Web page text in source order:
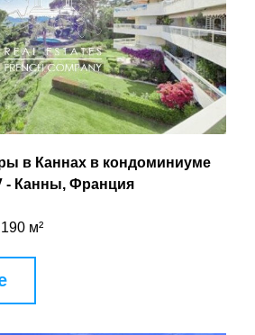
в Каннах в кондоминиуме
- Канны, Франция
м²